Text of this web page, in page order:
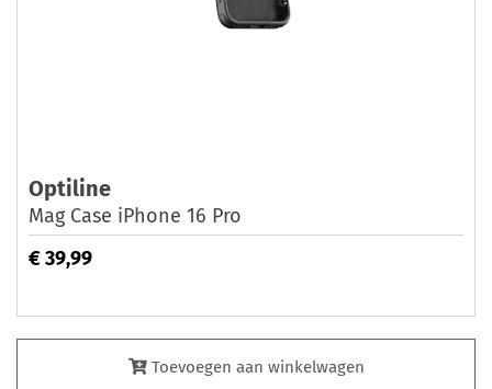
Optiline
Mag Case iPhone 16 Pro
€ 39,99
Toevoegen aan winkelwagen